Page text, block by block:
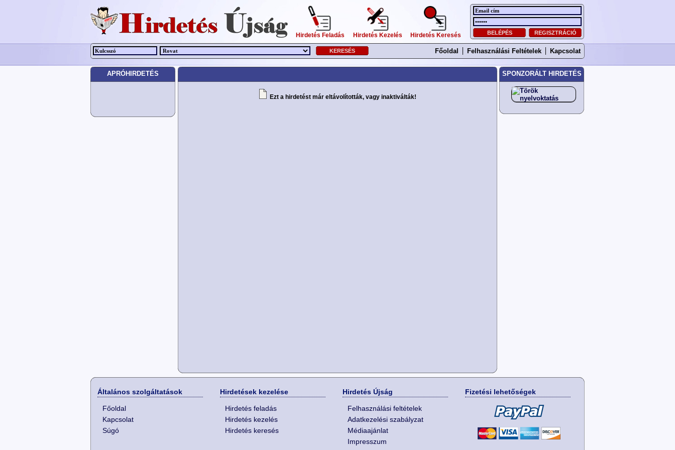
Hirdetés Feladás Hirdetés Kezelés Hirdetés Keresés
Kapcsolat
Felhasználási Feltételek
Főoldal
APRÓHIRDETÉS
Ezt a hirdetést már eltávolították, vagy inaktiválták!
SPONZORÁLT HIRDETÉS
Általános szolgáltatások
Főoldal
Kapcsolat
Súgó
Hirdetések kezelése
Hirdetés feladás
Hirdetés kezelés
Hirdetés keresés
Hirdetés Újság
Felhasználási feltételek
Adatkezelési szabályzat
Médiaajánlat
Impresszum
Fizetési lehetőségek